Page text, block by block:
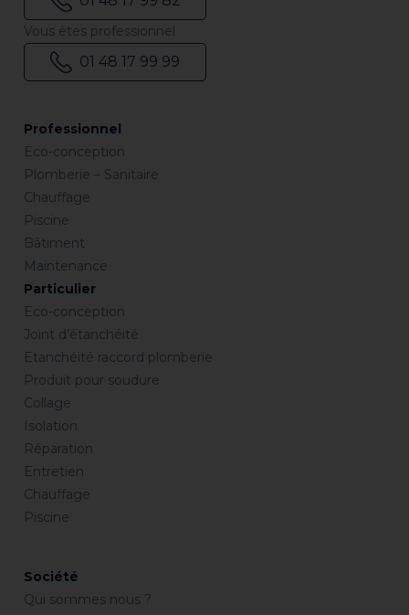
Professionnel
Eco-conception
Plomberie – Sanitaire
Chauffage
Piscine
Bâtiment
Maintenance
Particulier
Eco-conception
Joint d’étanchéité
Etanchéité raccord plomberie
Produit pour soudure
Collage
Isolation
Réparation
Entretien
Chauffage
Piscine
Société
Qui sommes nous ?
Vous êtes professionnel
01 48 17 99 99